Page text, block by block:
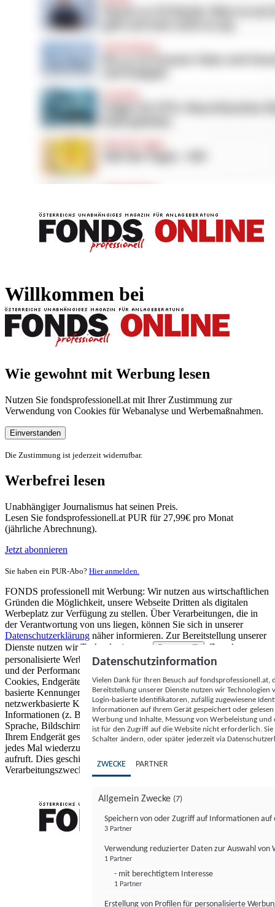
Willkommen bei
Wie gewohnt mit Werbung lesen
Nutzen Sie fondsprofessionell.at mit Ihrer Zustimmung zur
Verwendung von Cookies für Webanalyse und Werbemaßnahmen.
Einverstanden
Die Zustimmung ist jederzeit widerrufbar.
Werbefrei lesen
Unabhängiger Journalismus hat seinen Preis.
Lesen Sie fondsprofessionell.at PUR für 27,99€ pro Monat
(jährliche Abrechnung).
Jetzt abonnieren
Sie haben ein PUR-Abo? Hier anmelden.
FONDS professionell mit Werbung: Wir nutzen aus wirtschaftlichen
Gründen die Möglichkeit, unsere Webseite Dritten als digitalen
Werbeplatz zur Verfügung zu stellen. Über Verarbeitungen, die in
der Verantwortung von uns liegen, können Sie sich in unserer
Datenschutzerklärung näher informieren. Zur Bereitstellung unserer
Dienste nutzen wir Technologien von
Partnern (5)
. Zwecke:
personalisierte Werbung und Inhalte, Messung von Werbeleistung
und der Performance von Inhalten sowie Zielgruppenforschung.
Cookies, Endgeräte- oder ähnliche Online-Kennungen (z. B. login-
basierte Kennungen, zufällig generierte Kennungen,
netzwerkbasierte Kennungen) können zusammen mit anderen
Informationen (z. B. Browsertyp und Browserinformationen,
Sprache, Bildschirmgröße, unterstützte Technologien usw.) auf
Ihrem Endgerät gespeichert oder von dort ausgelesen werden, um es
jedes Mal wiederzuerkennen, wenn es eine App oder einer Webseite
aufruft. Dies geschieht für einen oder mehrere der hier aufgeführten
Verarbeitungszwecke.
Datenschutzinformation
Vielen Dank für Ihren Besuch auf
Bereitstellung unserer Dienste nutzen wir Technologien
Login-basierte Identifikatoren, zufällig zugewiesene
Informationen auf Ihrem Gerät gespeichert oder
Werbung und Inhalte, Messung von Werbeleistung
ist für den Zugriff auf die Website nicht erforderlich.
Schalter ändern, oder später jederzeit via
ZWECKE PARTNER
Allgemein Zwecke (7)
Speichern von oder Zugriff auf Informationen auf
3 Partner
Verwendung reduzierter Daten zur Auswahl von
1 Partner
- mit berechtigtem Interesse
1 Partner
Erstellung von Profilen für personalisierte
FONDS professionell